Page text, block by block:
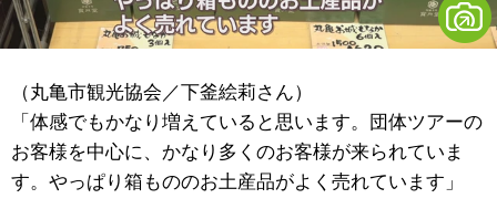
（丸亀市観光協会／下釜絵莉さん）
「体感でもかなり増えていると思います。団体ツアーの
お客様を中心に、かなり多くのお客様が来られていま
す。やっぱり箱もののお土産品がよく売れています」